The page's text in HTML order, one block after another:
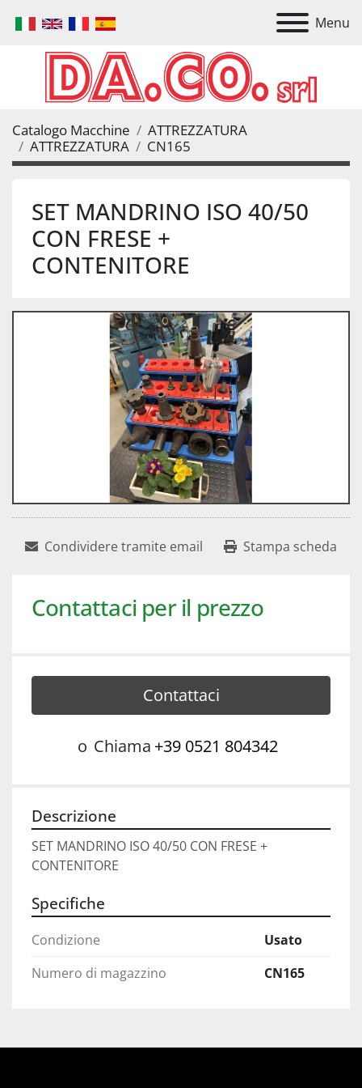
Menu
Catalogo Macchine
ATTREZZATURA
ATTREZZATURA
CN165
SET MANDRINO ISO 40/50
CON FRESE +
CONTENITORE
Condividere tramite email Stampa scheda
Contattaci per il prezzo
Contattaci
o Chiama +39 0521 804342
Descrizione
SET MANDRINO ISO 40/50 CON FRESE +
CONTENITORE
Specifiche
Condizione
Usato
Numero di magazzino
CN165